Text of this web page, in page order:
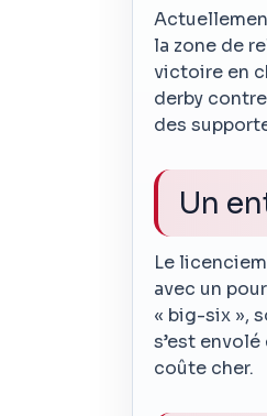
la zone de
victoire en
derby
des
Un
Le
avec un
« big-six »,
s’est
coûte cher.